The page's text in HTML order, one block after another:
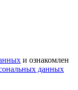
и ознакомлен
данных